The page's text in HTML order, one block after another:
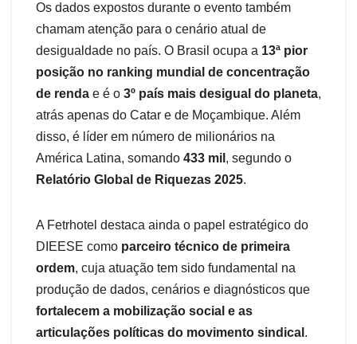
Os dados expostos durante o evento também
chamam atenção para o cenário atual de
desigualdade no país. O Brasil ocupa a 13ª pior
posição no ranking mundial de concentração
de renda e é o 3º país mais desigual do planeta,
atrás apenas do Catar e de Moçambique. Além
disso, é líder em número de milionários na
América Latina, somando 433 mil , segundo o
Relatório Global de Riquezas 2025.
A Fetrhotel destaca ainda o papel estratégico do
DIEESE como parceiro técnico de primeira
ordem, cuja atuação tem sido fundamental na
produção de dados, cenários e diagnósticos que
fortalecem a mobilização social e as
articulações políticas do movimento sindical .